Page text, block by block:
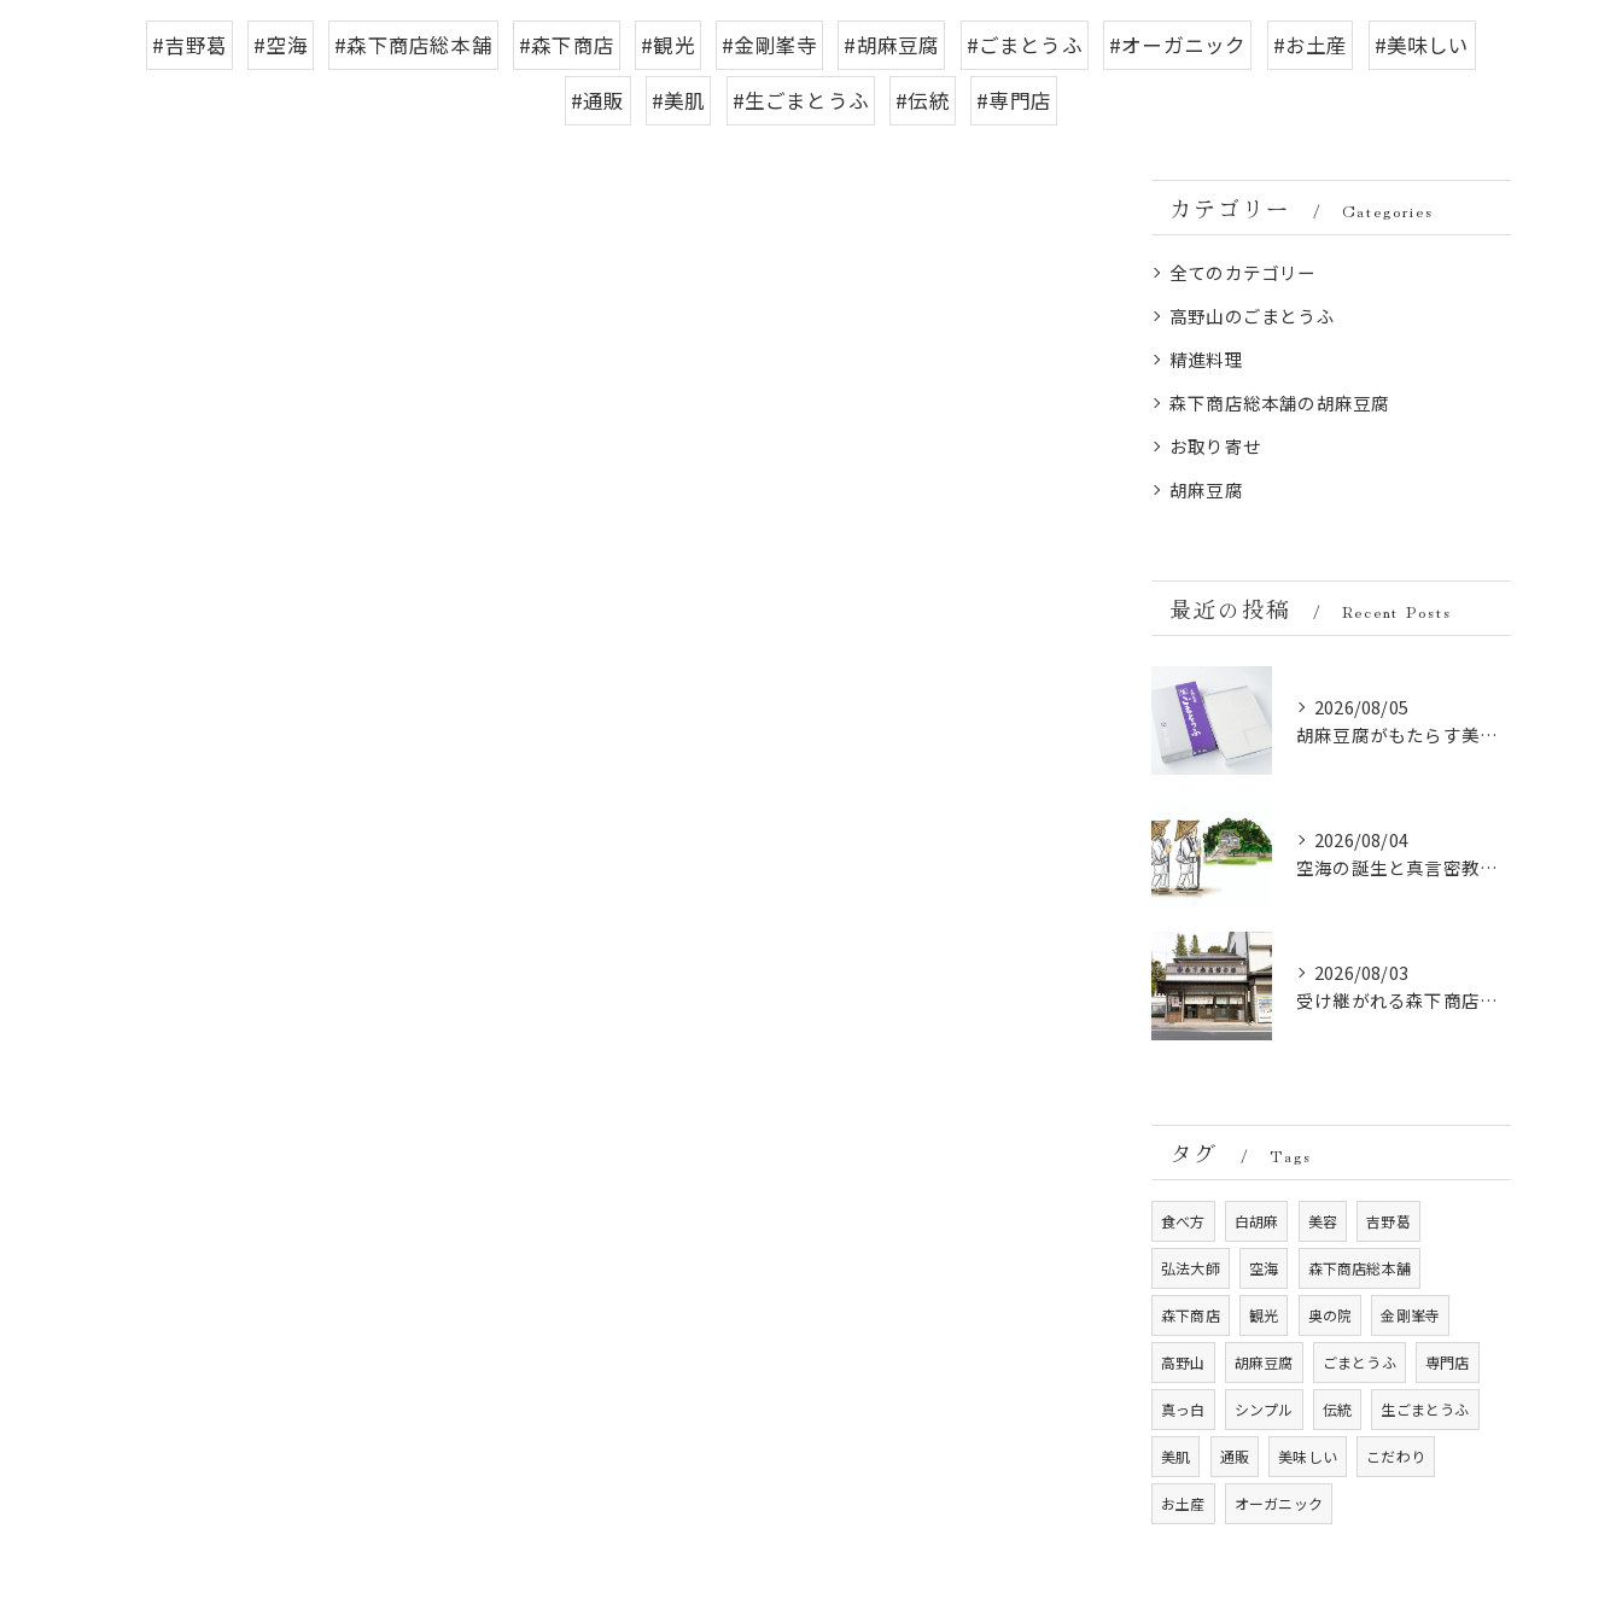
#吉野葛 #空海 #森下商店総本舗 #森下商店 #観光 #金剛峯寺 #胡麻豆腐 #ごまとうふ #オーガニック #お土産
#美味しい
#通販
#美肌 #生ごまとうふ #伝統 #専門店
カテゴリー Categories
全てのカテゴリー
高野山のごまとうふ
精進料理
森下商店総本舗の胡麻豆腐
お取り寄せ
胡麻豆腐
最近の投稿 Recent Posts
2026/08/05
胡麻豆腐がもたらす美肌の秘密：ビタミンEと抗酸化成分の力
2026/08/04
空海の誕生と真言密教の始まり：お遍路伝説の起点
2026/08/03
受け継がれる森下商店総本舗の胡麻豆腐誕生秘話
タグ Tags
食べ方 白胡麻 美容 吉野葛
弘法大師 空海 森下商店総本舗
森下商店 観光 奥の院 金剛峯寺
高野山 胡麻豆腐 ごまとうふ 専門店
真っ白 シンプル 伝統 生ごまとうふ
美肌 通販 美味しい こだわり
お土産 オーガニック